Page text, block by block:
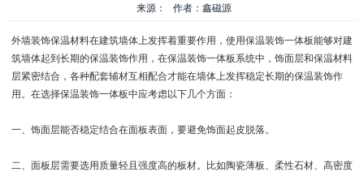
来源： 作者：鑫磁源
外墙装饰保温材料在建筑墙体上发挥着重要作用，使用保温装饰一体板能够对建
筑墙体起到长期的保温装饰作用，在保温装饰一体板系统中，饰面层和保温材料
层紧密结合，各种配套辅材互相配合才能在墙体上发挥稳定长期的保温装饰作
用。在选择保温装饰一体板中应考虑以下几个方面：
一、饰面层能否稳定结合在面板表面，要避免饰面起皮脱落。
二、面板层需要选用质量轻且强度高的板材。比如陶瓷薄板、柔性石材、高密度